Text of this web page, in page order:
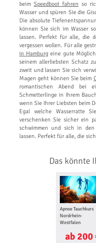
beim Speedboot fahren so
Wasser und spüren Sie die
Die absolute
können Sie sich im Wasser
lassen. Perfekt für alle, die
vergessen wollen. Für alle
in Hamburg eine gute
seinem allerliebsten Schatz
zweit und lassen Sie sich
Magen geht können Sie beim
romantischen Abend bei
Schmetterlinge in Ihrem
wenn Sie Ihrer Liebsten beim
Egal welche Wasserratte
verschenken Sie sicher ein
schwimmen und sich in den
lassen. Perfekt für alle, die
Das könnte
Apnoe Tauchkurs
Nordrhein-
Westfalen
ab 200